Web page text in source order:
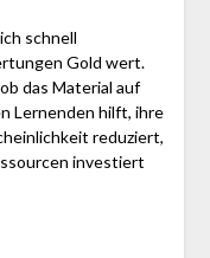
schnell
Gold wert.
das Material auf
Lernenden hilft, ihre
reduziert,
investiert